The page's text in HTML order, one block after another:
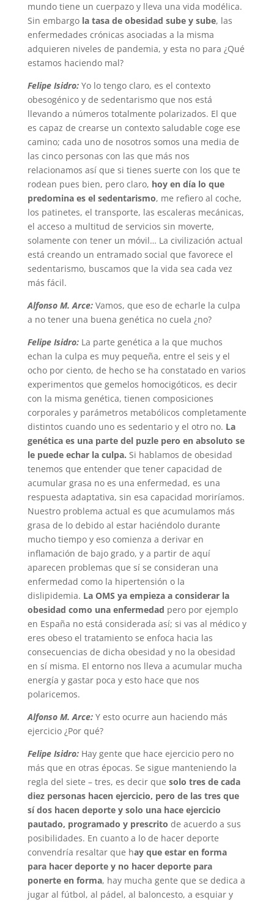
mundo tiene un cuerpazo y lleva una vida modélica.
Sin embargola tasa de obesidad sube y sube, las
enfermedades crónicas asociadas a la misma
adquieren niveles de pandemia, y esta no para ¿Qué
estamos haciendo mal?
Felipe Isidro: Yo lo tengo claro, es el contexto
obesogénico y de sedentarismo que nos está
llevando a números totalmente polarizados. El que
es capaz de crearse un contexto saludable coge ese
camino; cada uno de nosotros somos una media de
las cinco personas con las que más nos
relacionamos así que si tienes suerte con los que te
rodean pues bien, pero claro, hoy en día lo que
predomina es el sedentarismo, me refiero al coche,
los patinetes, el transporte, las escaleras mecánicas,
el acceso a multitud de servicios sin moverte,
solamente con tener un móvil… La civilización actual
está creando un entramado social que favorece el
sedentarismo, buscamos que la vida sea cada vez
más fácil.
Alfonso M. Arce: Vamos, que eso de echarle la culpa
a no tener una buena genética no cuela ¿no?
Felipe Isidro: La parte genética a la que muchos
echan la culpa es muy pequeña, entre el seis y el
ocho por ciento, de hecho se ha constatado en varios
experimentos que gemelos homocigóticos, es decir
con la misma genética, tienen composiciones
corporales y parámetros metabólicos completamente
distintos cuando uno es sedentario y el otro no. La
genética es una parte del puzle pero en absoluto se
le puede echar la culpa. Si hablamos de obesidad
tenemos que entender que tener capacidad de
acumular grasa no es una enfermedad, es una
respuesta adaptativa, sin esa capacidad moriríamos.
Nuestro problema actual es que acumulamos más
grasa de lo debido al estar haciéndolo durante
mucho tiempo y eso comienza a derivar en
inflamación de bajo grado, y a partir de aquí
aparecen problemas que sí se consideran una
enfermedad como la hipertensión o la
dislipidemia. La OMS ya empieza a considerar la
obesidad como una enfermedad pero por ejemplo
en España no está considerada así; si vas al médico y
eres obeso el tratamiento se enfoca hacia las
consecuencias de dicha obesidad y no la obesidad
en sí misma. El entorno nos lleva a acumular mucha
energía y gastar poca y esto hace que nos
polaricemos.
Alfonso M. Arce: Y esto ocurre aun haciendo más
ejercicio ¿Por qué?
Felipe Isidro: Hay gente que hace ejercicio pero no
más que en otras épocas. Se sigue manteniendo la
regla del siete – tres, es decir que solo tres de cada
diez personas hacen ejercicio, pero de las tres que
sí dos hacen deporte y solo una hace ejercicio
pautado, programado y prescrito de acuerdo a sus
posibilidades. En cuanto a lo de hacer deporte
convendría resaltar que hay que estar en forma
para hacer deporte y no hacer deporte para
ponerte en forma, hay mucha gente que se dedica a
jugar al fútbol, al pádel, al baloncesto, a esquiar y